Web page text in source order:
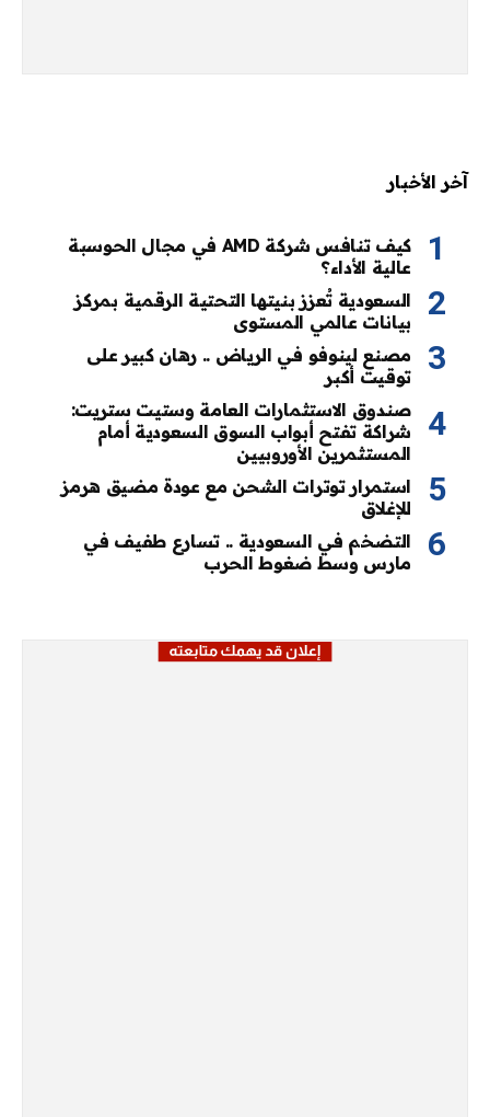
آخر الأخبار
كيف تنافس شركة AMD في مجال الحوسبة
عالية الأداء؟
السعودية تُعزز بنيتها التحتية الرقمية بمركز
بيانات عالمي المستوى
مصنع لينوفو في الرياض .. رهان كبير على
توقيت أكبر
صندوق الاستثمارات العامة وستيت ستريت:
شراكة تفتح أبواب السوق السعودية أمام
المستثمرين الأوروبيين
استمرار توترات الشحن مع عودة مضيق هرمز
للإغلاق
التضخم في السعودية .. تسارع طفيف في
مارس وسط ضغوط الحرب